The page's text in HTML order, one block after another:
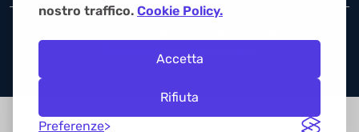
nostro traffico. Cookie Policy.
Accetta
Rifiuta
Preferenze